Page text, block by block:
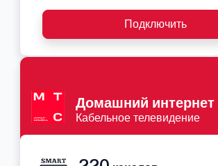
Подключить
Домашний интернет
Кабельное телевидение